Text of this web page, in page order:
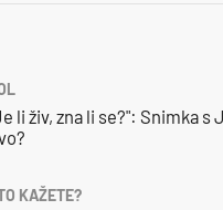
li živ, zna li se?": Snimka
KAŽETE?